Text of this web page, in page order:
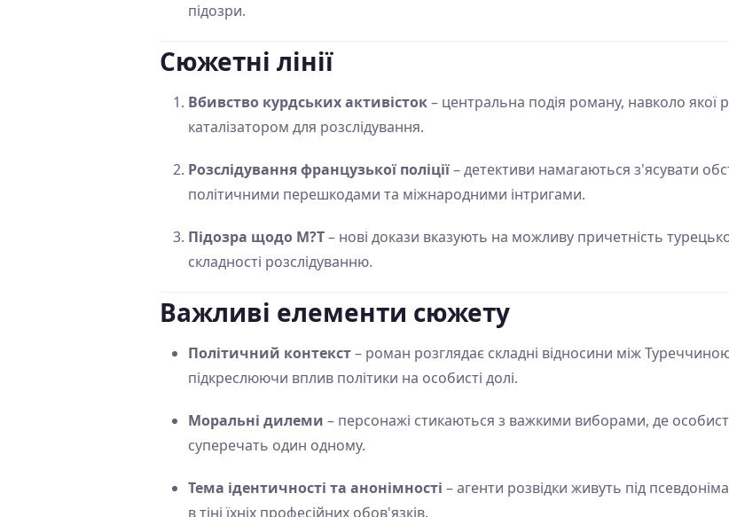
підозри.
Сюжетні лінії
Вбивство курдських активісток– центральна подія роману, навколо якої
каталізатором для розслідування.
Розслідування французької поліції– детективи намагаються з'ясувати
політичними перешкодами та міжнародними інтригами.
Підозра щодо M?T– нові докази вказують на можливу причетність
складності розслідуванню.
Важливі елементи сюжету
Політичний контекст– роман розглядає складні відносини між
підкреслюючи вплив політики на особисті долі.
Моральні дилеми – персонажі стикаються з важкими виборами, де
суперечать один одному.
Тема ідентичності та анонімності – агенти розвідки живуть під
в тіні їхніх професійних обов'язків.